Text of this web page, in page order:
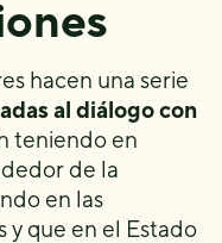
hacen una serie
al diálogo con
teniendo en
de la
en las
y que en el Estado